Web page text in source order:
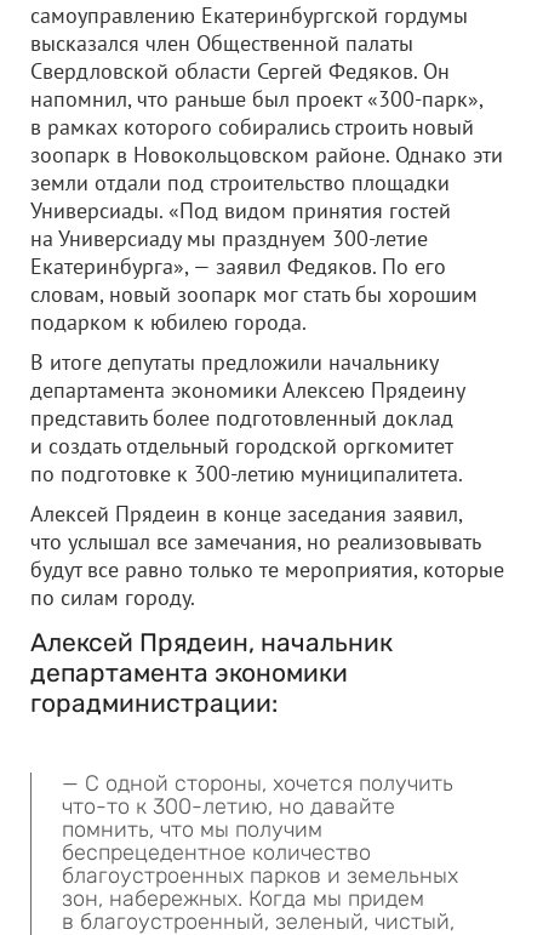
самоуправлению Екатеринбургской гордумы
высказался член Общественной палаты
Свердловской области Сергей Федяков. Он
напомнил, что раньше был проект «300-парк»,
в рамках которого собирались строить новый
зоопарк в Новокольцовском районе. Однако эти
земли отдали под строительство площадки
Универсиады. «Под видом принятия гостей
на Универсиаду мы празднуем 300-летие
Екатеринбурга», — заявил Федяков. По его
словам, новый зоопарк мог стать бы хорошим
подарком к юбилею города.
В итоге депутаты предложили начальнику
департамента экономики Алексею Прядеину
представить более подготовленный доклад
и создать отдельный городской оргкомитет
по подготовке к 300-летию муниципалитета.
Алексей Прядеин в конце заседания заявил,
что услышал все замечания, но реализовывать
будут все равно только те мероприятия, которые
по силам городу.
Алексей Прядеин, начальник
департамента экономики
горадминистрации:
— С одной стороны, хочется получить
что-то к 300-летию, но давайте
помнить, что мы получим
беспрецедентное количество
благоустроенных парков и земельных
зон, набережных. Когда мы придем
в благоустроенный, зеленый, чистый,